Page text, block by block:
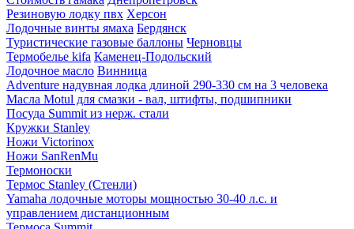
Резиновую лодку пвх Херсон
Лодочные винты ямаха Бердянск
Туристические газовые баллоны Черновцы
Термобелье kifa Каменец-Подольский
Лодочное масло Винница
Adventure надувная лодка длиной 290-330 см на 3 человека
Масла Motul для смазки - вал, штифты, подшипники
Посуда Summit из нерж. стали
Кружки Stanley
Ножи Victorinox
Ножи SanRenMu
Термоноски
Термос Stanley (Стенли)
Yamaha лодочные моторы мощностью 30-40 л.с. и
управлением дистанционным